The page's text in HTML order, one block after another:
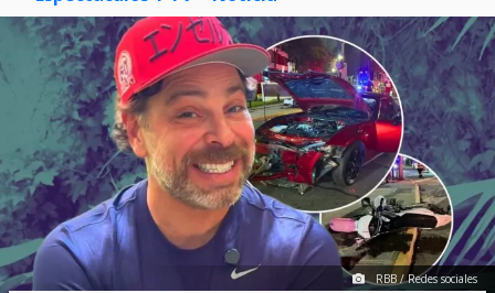
Mostrar Comentarios
Espectáculos Y TV> Noticia